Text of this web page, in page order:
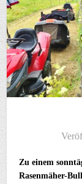
Zu einem
Rasenmäher-